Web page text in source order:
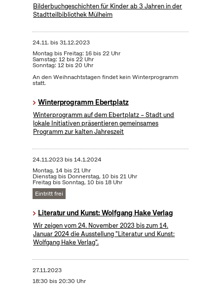
Bilderbuchgeschichten für Kinder ab 3 Jahren in der
Stadtteilbibliothek Mülheim
24.11. bis31.12.2023
Montag bis Freitag: 16 bis 22 Uhr
Samstag: 12 bis 22 Uhr
Sonntag: 12 bis 20 Uhr
An den Weihnachtstagen findet kein Winterprogramm
statt.
Winterprogramm Ebertplatz
Winterprogramm auf dem Ebertplatz – Stadt und
lokale Initiativen präsentieren gemeinsames
Programm zur kalten Jahreszeit
24.11.2023bis14.1.2024
Montag, 14 bis 21 Uhr
Dienstag bis Donnerstag, 10 bis 21 Uhr
Freitag bis Sonntag, 10 bis 18 Uhr
Eintritt frei
Literatur und Kunst: Wolfgang Hake Verlag
Wir zeigen vom 24. November 2023 bis zum 14.
Januar 2024 die Ausstellung "Literatur und Kunst:
Wolfgang Hake Verlag".
27.11.2023
18:30 bis 20:30 Uhr